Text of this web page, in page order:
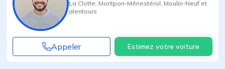
La Clotte Montpon-Ménestérol Moulin-Neuf et
alentours
Appeler Estimez votre voiture